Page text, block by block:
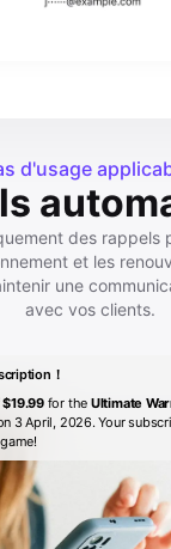
d'usage
des rappels
et les
une
avec vos clients.
！
$19.99for the Ultimate
3 April, 2026. Your